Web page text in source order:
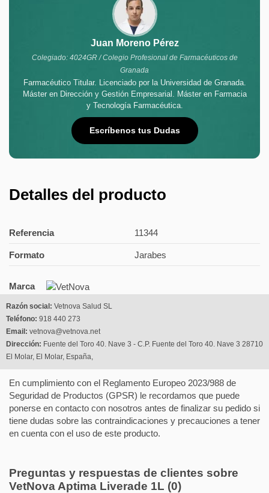
Juan Moreno Pérez
Colegiado: 4024GR / Colegio Profesional de Farmacéuticos de
Granada
Farmacéutico Titular. Licenciado por la Universidad de Granada.
Máster en Dirección y Gestión Empresarial. Máster en Farmacia
y Tecnología Farmacéutica.
Escríbenos tus Dudas
Detalles del producto
Referencia 11344
Formato Jarabes
Marca
Razón social: Vetnova Salud SL
Teléfono: 918 440 273
Email: vetnova@vetnova.net
Dirección: Fuente del Toro 40. Nave 3 - C.P. Fuente del Toro 40. Nave 3 28710
El Molar, El Molar, España,
En cumplimiento con el Reglamento Europeo 2023/988 de
Seguridad de Productos (GPSR) le recordamos que puede
ponerse en contacto con nosotros antes de finalizar su pedido si
tiene dudas sobre las contraindicaciones y precauciones a tener
en cuenta con el uso de este producto.
Preguntas y respuestas de clientes sobre
VetNova Aptima Liverade 1L (0)